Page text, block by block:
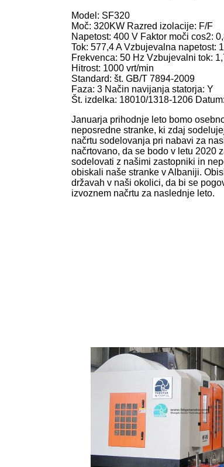
Model: SF320
Moč: 320KW Razred izolacije: F/F
Napetost: 400 V Faktor moči cos2:
Tok: 577,4 A Vzbujevalna napetost:
Frekvenca: 50 Hz Vzbujevalni tok:
Hitrost: 1000 vrt/min
Standard: št. GB/T 7894-2009
Faza: 3 Način navijanja statorja: Y
Št. izdelka: 18010/1318-1206
Januarja prihodnje leto bomo
neposredne stranke, ki zdaj
načrtu sodelovanja pri nabavi za
načrtovano, da se bodo v letu 2020
sodelovati z našimi zastopniki in
obiskali naše stranke v Albaniji.
državah v naši okolici, da bi se
izvoznem načrtu za naslednje leto.